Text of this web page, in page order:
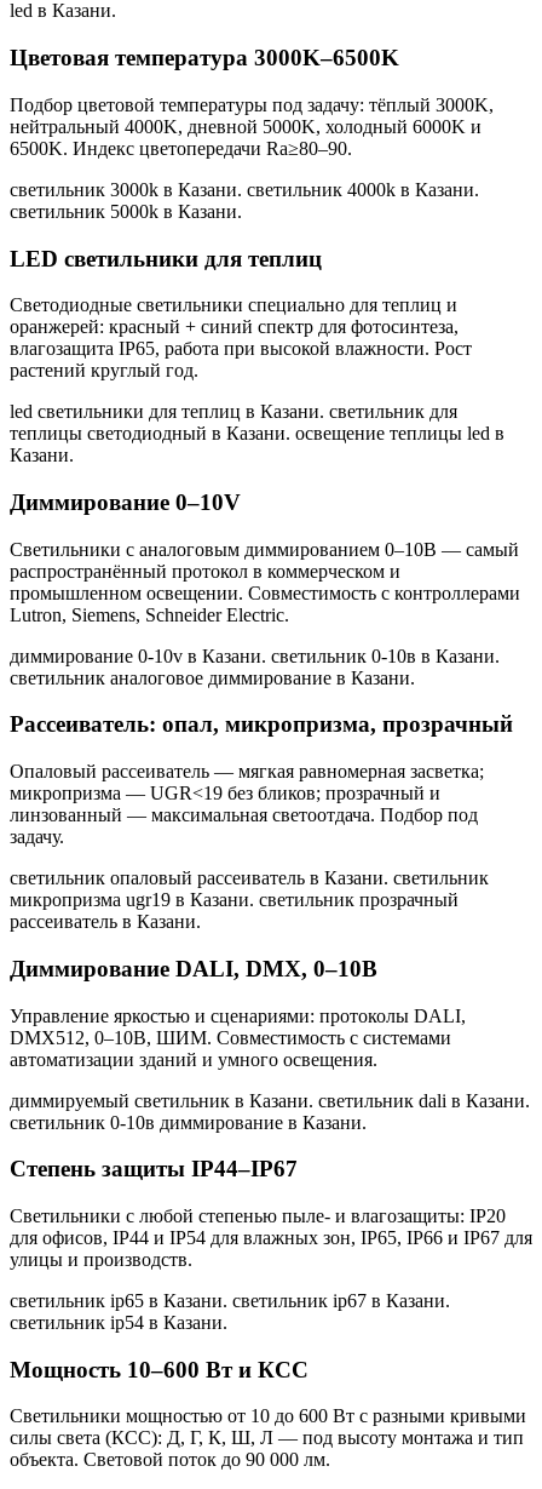
led в Казани.
Цветовая температура 3000K–6500K
Подбор цветовой температуры под задачу: тёплый 3000K,
нейтральный 4000K, дневной 5000K, холодный 6000K и
6500K. Индекс цветопередачи Ra≥80–90.
светильник 3000k в Казани. светильник 4000k в Казани.
светильник 5000k в Казани.
LED светильники для теплиц
Светодиодные светильники специально для теплиц и
оранжерей: красный + синий спектр для фотосинтеза,
влагозащита IP65, работа при высокой влажности. Рост
растений круглый год.
led светильники для теплиц в Казани. светильник для
теплицы светодиодный в Казани. освещение теплицы led в
Казани.
Диммирование 0–10V
Светильники с аналоговым диммированием 0–10В — самый
распространённый протокол в коммерческом и
промышленном освещении. Совместимость с контроллерами
Lutron, Siemens, Schneider Electric.
диммирование 0-10v в Казани. светильник 0-10в в Казани.
светильник аналоговое диммирование в Казани.
Рассеиватель: опал, микропризма, прозрачный
Опаловый рассеиватель — мягкая равномерная засветка;
микропризма — UGR<19 без бликов; прозрачный и
линзованный — максимальная светоотдача. Подбор под
задачу.
светильник опаловый рассеиватель в Казани. светильник
микропризма ugr19 в Казани. светильник прозрачный
рассеиватель в Казани.
Диммирование DALI, DMX, 0–10В
Управление яркостью и сценариями: протоколы DALI,
DMX512, 0–10В, ШИМ. Совместимость с системами
автоматизации зданий и умного освещения.
диммируемый светильник в Казани. светильник dali в Казани.
светильник 0-10в диммирование в Казани.
Степень защиты IP44–IP67
Светильники с любой степенью пыле- и влагозащиты: IP20
для офисов, IP44 и IP54 для влажных зон, IP65, IP66 и IP67 для
улицы и производств.
светильник ip65 в Казани. светильник ip67 в Казани.
светильник ip54 в Казани.
Мощность 10–600 Вт и КСС
Светильники мощностью от 10 до 600 Вт с разными кривыми
силы света (КСС): Д, Г, К, Ш, Л — под высоту монтажа и тип
объекта. Световой поток до 90 000 лм.